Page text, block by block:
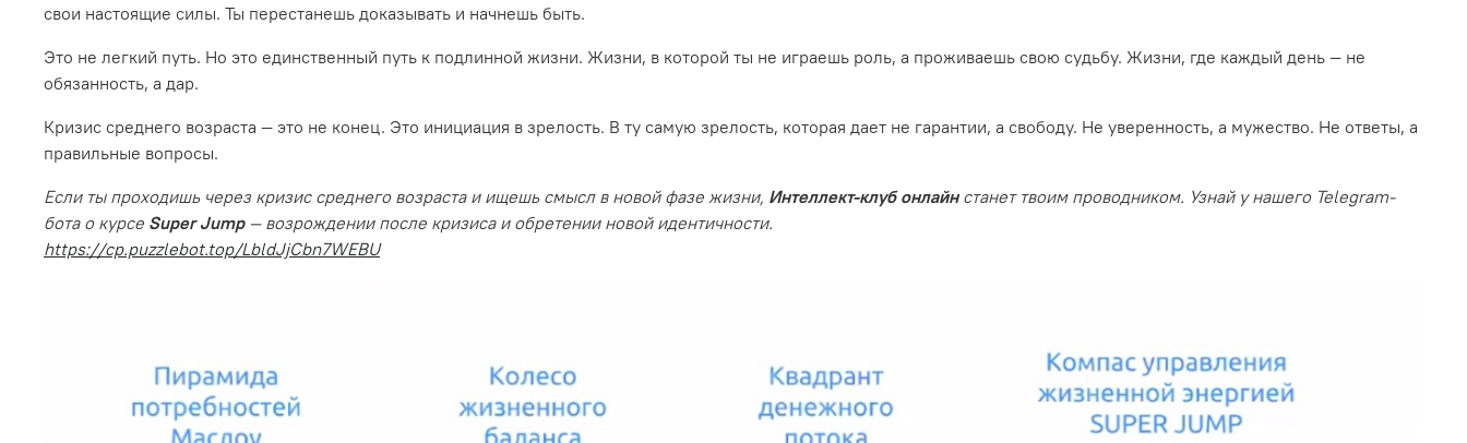
свои настоящие силы. Ты перестанешь доказывать и начнешь быть.
Это не легкий путь. Но это единственный путь к подлинной жизни. Жизни, в которой ты не играешь роль, а проживаешь свою судьбу. Жизни, где каждый день — не
обязанность, а дар.
Кризис среднего возраста — это не конец. Это инициация в зрелость. В ту самую зрелость, которая дает не гарантии, а свободу. Не уверенность, а мужество. Не ответы, а
правильные вопросы.
Если ты проходишь через кризис среднего возраста и ищешь смысл в новой фазе жизни, Интеллект-клуб онлайн станет твоим проводником. Узнай у нашего Telegram-
бота о курсе Super Jump — возрождении после кризиса и обретении новой идентичности.
https://cp.puzzlebot.top/LbldJjCbn7WEBU